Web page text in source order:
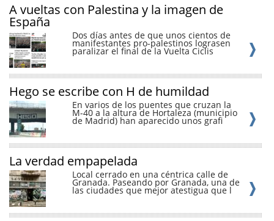
A vueltas con Palestina y la imagen de
España
Dos días antes de que unos cientos de
manifestantes pro-palestinos lograsen
paralizar el final de la Vuelta Ciclis
Hego se escribe con H de humildad
En varios de los puentes que cruzan la
M-40 a la altura de Hortaleza (municipio
de Madrid) han aparecido unos grafi
La verdad empapelada
Local cerrado en una céntrica calle de
Granada. Paseando por Granada, una de
las ciudades que mejor atestigua que l